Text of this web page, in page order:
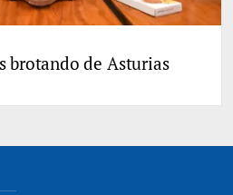
brotando de Asturias